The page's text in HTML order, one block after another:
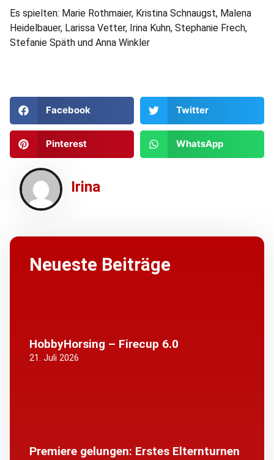
Es spielten: Marie Rothmaier, Kristina Schnaugst, Malena
Heidelbauer, Larissa Vetter, Irina Kuhn, Stephanie Frech,
Stefanie Späth und Anna Winkler
Facebook Twitter
Pinterest WhatsApp
Irina
Neueste Beiträge
HobbyHorsing – Firecup 6.0
21. Juli 2026
Premiere gelungen: Erstes Elternturnen